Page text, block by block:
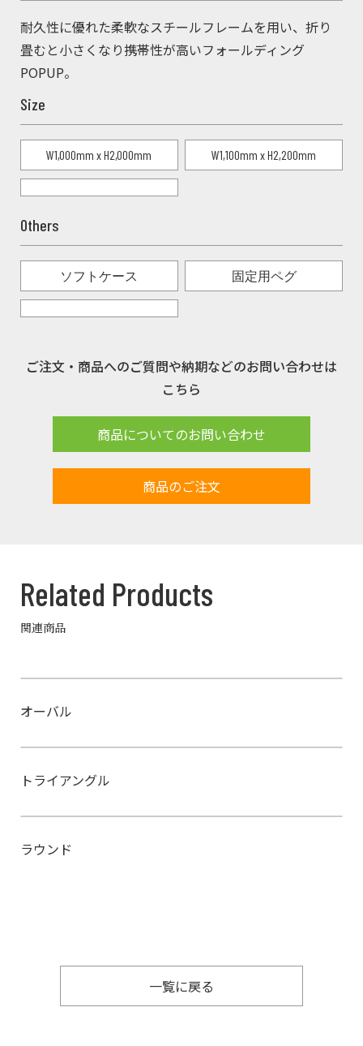
耐久性に優れた柔軟なスチールフレームを用い、折り
畳むと小さくなり携帯性が高いフォールディング
POPUP。
Size
W1,000mm x H2,000mm W1,100mm x H2,200mm
Others
ソフトケース 固定用ペグ
ご注文・商品へのご質問や納期などのお問い合わせは
こちら
商品についてのお問い合わせ
商品のご注文
Related Products
関連商品
オーバル
トライアングル
ラウンド
一覧に戻る